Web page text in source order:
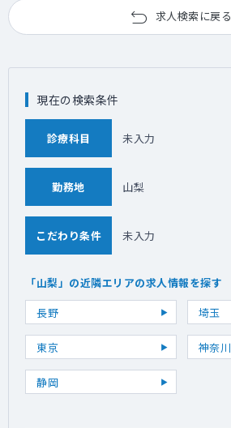
求人検索に戻る
現在の検索条件
診療科目 未入力
勤務地 山梨
こだわり条件 未入力
「山梨」の近隣エリアの求人情報を探す
長野
埼玉
東京 神奈川
静岡